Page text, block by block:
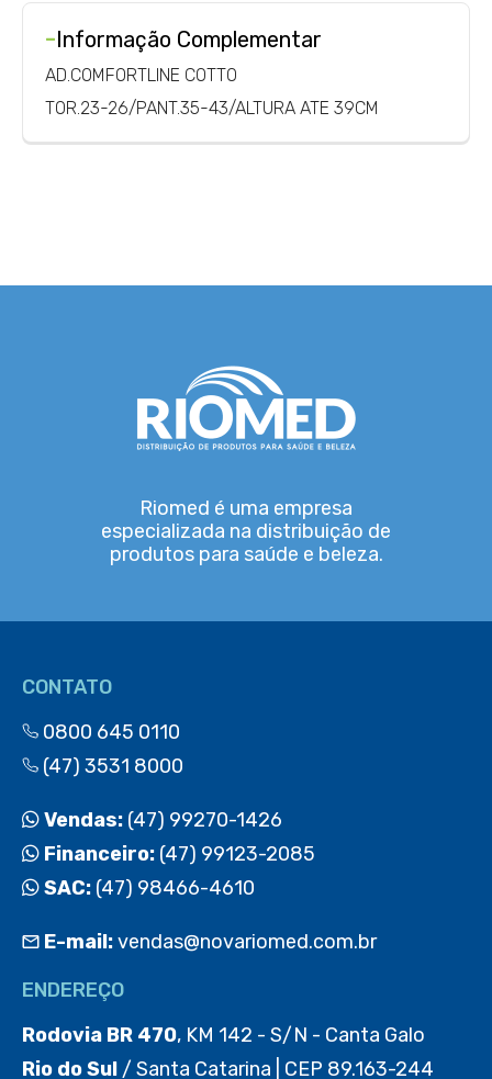
-Informação Complementar
AD.COMFORTLINE COTTO
TOR.23-26/PANT.35-43/ALTURA ATE 39CM
Riomed é uma empresa
especializada na distribuição de
produtos para saúde e beleza.
CONTATO
0800 645 0110
(47) 3531 8000
Vendas: (47) 99270-1426
Financeiro: (47) 99123-2085
SAC: (47) 98466-4610
E-mail:vendas@novariomed.com.br
ENDEREÇO
Rodovia BR 470, KM 142 - S/N - Canta Galo
Rio do Sul / Santa Catarina | CEP 89.163-244